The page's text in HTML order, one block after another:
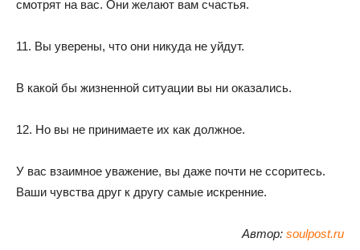
смотрят на вас. Они желают вам счастья.
11. Вы уверены, что они никуда не уйдут.
В какой бы жизненной ситуации вы ни оказались.
12. Но вы не принимаете их как должное.
У вас взаимное уважение, вы даже почти не ссоритесь.
Ваши чувства друг к другу самые искренние.
Автор: soulpost.ru